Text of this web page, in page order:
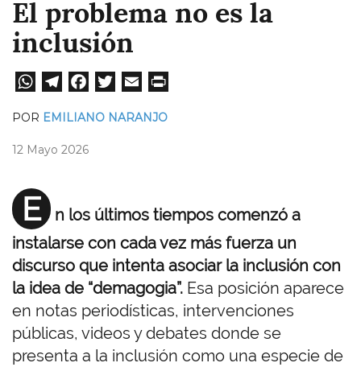
El problema no es la
inclusión
W
A
pp
Te
a
Fa
POR EMILIANO NARANJO
12 Mayo 2026
E
n los últimos tiempos comenzó a
instalarse con cada vez más fuerza un
discurso que intenta asociar la inclusión con
la idea de “demagogia”. Esa posición aparece
en notas periodísticas, intervenciones
públicas, videos y debates donde se
presenta a la inclusión como una especie de